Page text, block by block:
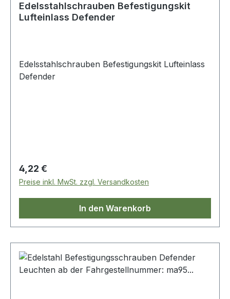
Edelsstahlschrauben Befestigungskit
Lufteinlass Defender
Edelsstahlschrauben Befestigungskit Lufteinlass
Defender
Regulärer Preis:
4,22 €
Preise inkl. MwSt. zzgl. Versandkosten
In den Warenkorb